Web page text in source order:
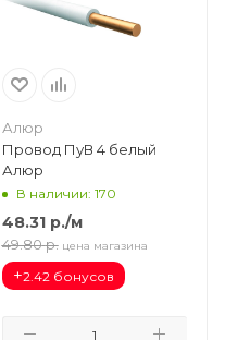
Алюр
Провод ПуВ 4 белый
Алюр
В наличии: 170
48.31р./м
49.80 р. цена магазина
+2.42 бонусов